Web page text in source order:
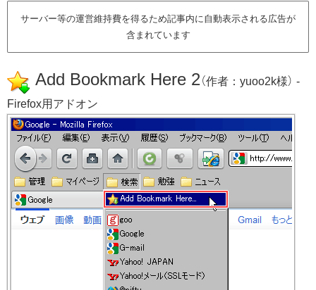
サーバー等の運営維持費を得るため記事内に自動表示される広告が
含まれています
Add Bookmark Here 2 （作者：yuoo2k様） -
Firefox用アドオン